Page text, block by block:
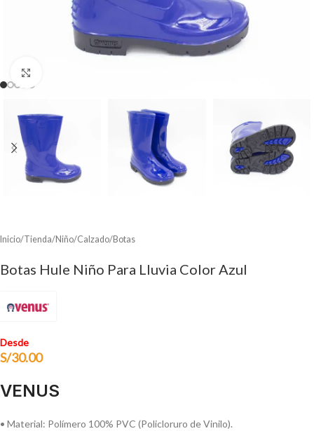
Inicio/Tienda/Niño/Calzado/Botas
Botas Hule Niño Para Lluvia Color Azul
Desde
S/30.00
VENUS
• Material: Polímero 100% PVC (Policloruro de Vinilo).